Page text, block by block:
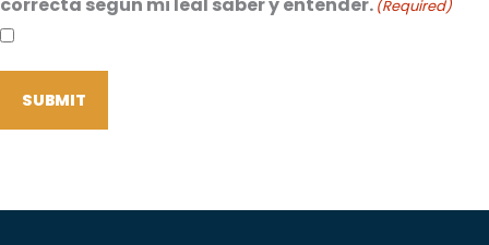
correcta según mi leal saber y entender. (Required)
SUBMIT